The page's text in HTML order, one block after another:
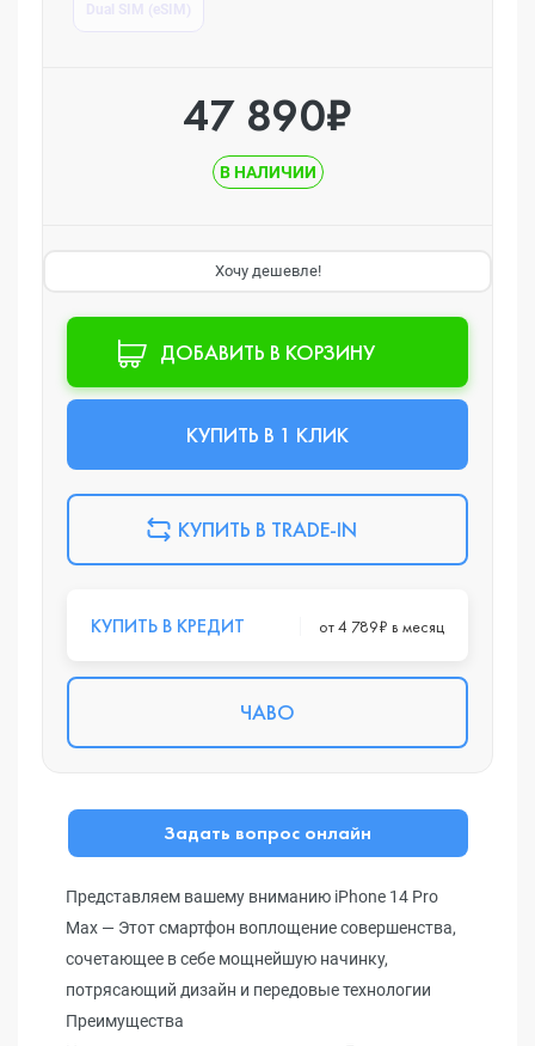
47 890₽
В НАЛИЧИИ
Хочу дешевле!
ДОБАВИТЬ В КОРЗИНУ
КУПИТЬ В 1 КЛИК
КУПИТЬ В TRADE-IN
КУПИТЬ В КРЕДИТ от 4 789₽ в месяц
ЧАВО
Задать вопрос онлайн
Представляем вашему вниманию iPhone 14 Pro
Max — Этот смартфон воплощение совершенства,
сочетающее в себе мощнейшую начинку,
потрясающий дизайн и передовые технологии
Преимущества